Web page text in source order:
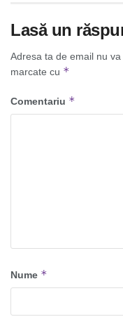
Lasă un
Adresa ta de email nu va
marcate cu *
Comentariu *
Nume *